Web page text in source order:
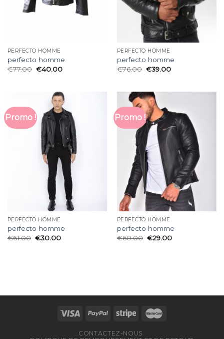
PERFECTO HOMME
perfecto homme
€77.00 €40.00
PERFECTO HOMME
perfecto homme
€76.00 €39.00
Promo !
PERFECTO HOMME
perfecto homme
€61.00 €30.00
Promo !
PERFECTO HOMME
perfecto homme
€60.00 €29.00
CONTACTEZ-NOUS